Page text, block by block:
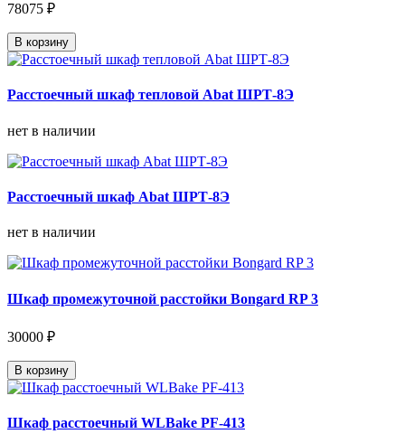
78075 ₽
В корзину
Расстоечный шкаф тепловой Abat ШРТ-8Э
нет в наличии
Расстоечный шкаф Abat ШРТ-8Э
нет в наличии
Шкаф промежуточной расстойки Bongard RP 3
30000 ₽
В корзину
Шкаф расстоечный WLBake PF-413